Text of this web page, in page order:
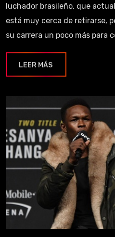
luchador brasileño, que
está muy cerca de retirarse,
su carrera un poco más para
LEER MÁS